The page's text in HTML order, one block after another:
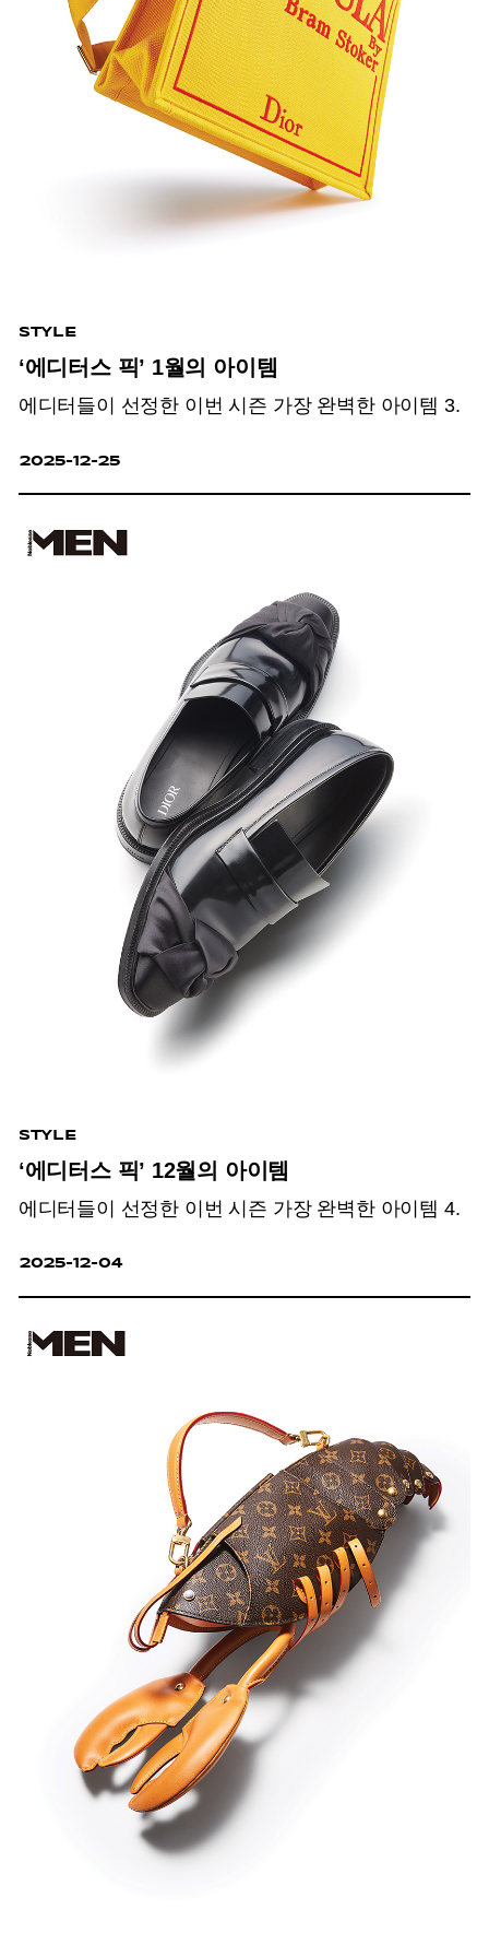
STYLE
‘에디터스 픽’ 1월의 아이템
에디터들이 선정한 이번 시즌 가장 완벽한 아이템 3.
2025-12-25
STYLE
‘에디터스 픽’ 12월의 아이템
에디터들이 선정한 이번 시즌 가장 완벽한 아이템 4.
2025-12-04